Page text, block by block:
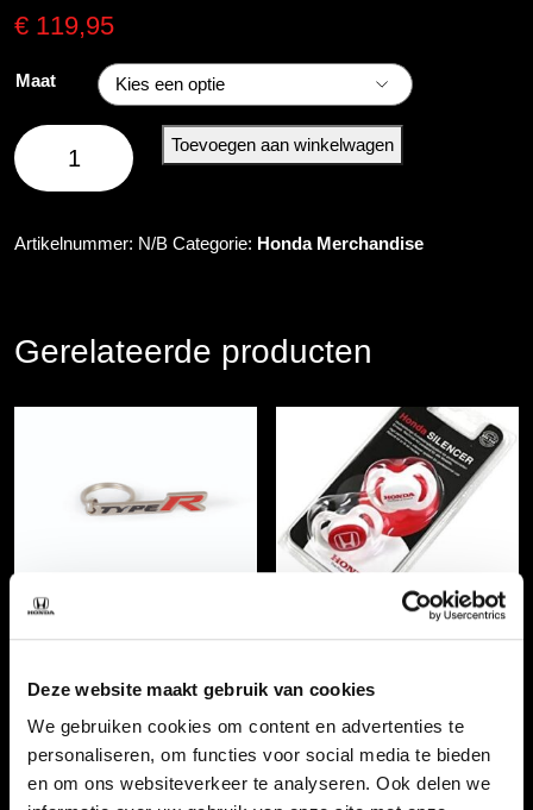
Deze website maakt gebruik van cookies
We gebruiken cookies om content en advertenties te
personaliseren, om functies voor social media te bieden
en om ons websiteverkeer te analyseren. Ook delen we
€ 119,95
Maat
Honda
Shoftshell
jas
Toevoegen aan winkelwagen
Artikelnummer: N/B Categorie: Honda Merchandise
Gerelateerde producten
Honda Type R sleutelhanger
€9,95
Toevoegen aan winkelwagen
Honda Speen set
€ 16,50
Toevoegen aan winkelwagen